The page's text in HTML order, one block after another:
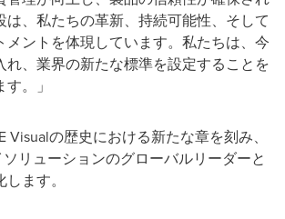
は、私たちの革新、持続可能性、そして
メントを体現しています。私たちは、今
れ、業界の新たな標準を設定することを
。」
Visualの歴史における新たな章を刻み、
リューションのグローバルリーダーと
ます。